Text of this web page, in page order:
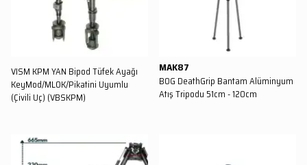
VISM KPM YAN Bipod Tüfek Ayağı
KeyMod/MLOK/Pikatini Uyumlu
(Çivili Uç) (VBSKPM)
MAK87
BOG DeathGrip Bantam Alüminyum
Atış Tripodu 51cm - 120cm